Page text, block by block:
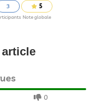
3 5
Note globale
0